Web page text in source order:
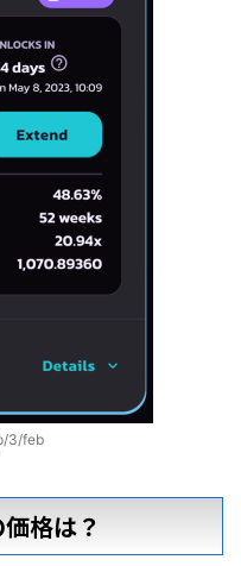
3/feb
格は？